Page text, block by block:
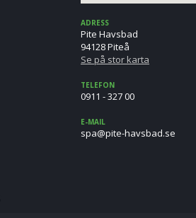
ADRESS
Pite Havsbad
94128 Piteå
Se på stor karta
TELEFON
0911 - 327 00
E-MAIL
es.dabsvah-etip@aps